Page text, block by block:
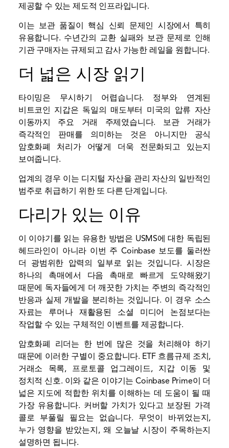
제공할 수 있는 제도적 인프라입니다.
이는 보관 품질이 핵심 신뢰 문제인 시장에서 특히
유용합니다. 수년간의 교환 실패와 보관 문제로 인해
기관 구매자는 규제되고 감사 가능한 레일을 원합니다.
더 넓은 시장 읽기
타이밍은 무시하기 어렵습니다. 정부와 연계된
비트코인 ​​지갑은 독일의 매도부터 미국의 압류 자산
이동까지 주요 거래 주제였습니다. 보관 거래가
즉각적인 판매를 의미하는 것은 아니지만 공식
암호화폐 처리가 어떻게 더욱 전문화되고 있는지
보여줍니다.
업계의 경우 이는 디지털 자산을 관리 자산의 일반적인
범주로 취급하기 위한 또 다른 단계입니다.
다리가 있는 이유
이 이야기를 읽는 유용한 방법은 USMS에 대한 독립된
헤드라인이 아니라 이번 주 Coinbase 보도를 둘러싼
더 광범위한 압력의 일부로 읽는 것입니다. 시장은
하나의 촉매에서 다음 촉매로 빠르게 도약해왔기
때문에 독자들에게 더 깨끗한 가치는 주변의 즉각적인
반응과 실제 개발을 분리하는 것입니다. 이 경우 소스
자료는 루머나 재활용된 소셜 미디어 논점보다는
작업할 수 있는 구체적인 이벤트를 제공합니다.
암호화폐 리더는 한 번에 많은 것을 처리해야 하기
때문에 이러한 구별이 중요합니다. ETF 흐름규제 조치,
거래소 목록, 프로토콜 업그레이드, 지갑 이동 및
정치적 신호. 이와 같은 이야기는 Coinbase Prime이 더
넓은 지도에 적합한 위치를 이해하는 데 도움이 될 때
가장 유용합니다. 커버할 가치가 있다고 보장된 가격
콜로 부풀릴 필요는 없습니다. 무엇이 바뀌었는지,
누가 영향을 받았는지, 왜 오늘날 시장이 주목하는지
설명하면 됩니다.